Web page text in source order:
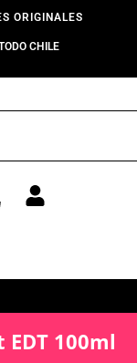
ORIGINALES
CHILE
100ml